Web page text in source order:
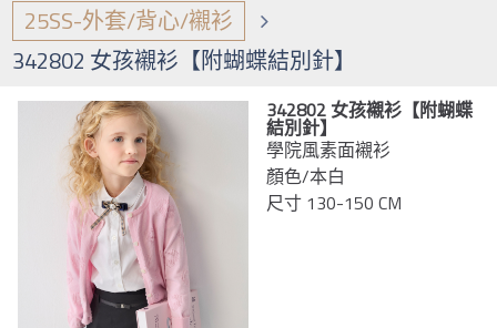
25SS-外套/背心/襯衫
342802 女孩襯衫【附蝴蝶結別針】
342802 女孩襯衫【附蝴蝶
結別針】
學院風素面襯衫
顏色/本白
尺寸 130-150 CM